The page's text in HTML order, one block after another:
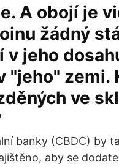
A obojí je
žádný
v jeho
"jeho" zemi.
ve
banky (CBDC) by
aby se